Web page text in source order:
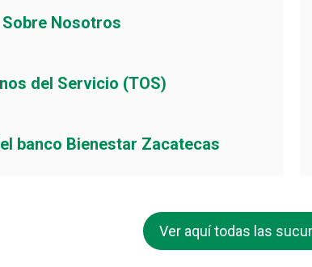
Sobre Nosotros
del Servicio (TOS)
banco Bienestar Zacatecas
Ver aquí todas las